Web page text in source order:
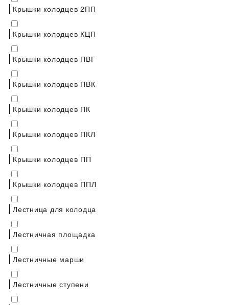
Крышки колодцев 2ПП
Крышки колодцев КЦП
Крышки колодцев ПВГ
Крышки колодцев ПВК
Крышки колодцев ПК
Крышки колодцев ПКЛ
Крышки колодцев ПП
Крышки колодцев ППЛ
Лестница для колодца
Лестничная площадка
Лестничные марши
Лестничные ступени